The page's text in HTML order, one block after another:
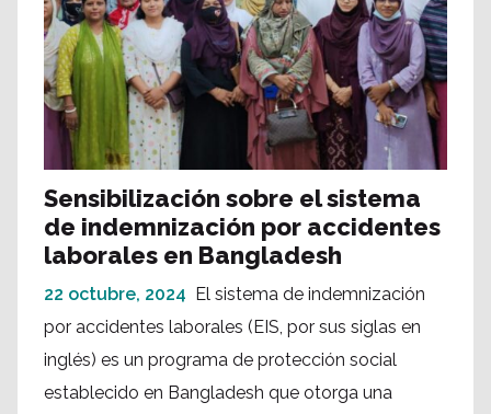
Sensibilización sobre el sistema
de indemnización por accidentes
laborales en Bangladesh
22 octubre, 2024
El sistema de indemnización
por accidentes laborales (EIS, por sus siglas en
inglés) es un programa de protección social
establecido en Bangladesh que otorga una